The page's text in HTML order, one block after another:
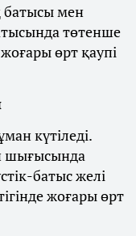
батысы мен
төтенше
өрт қаупі
күтіледі.
шығысында
батыс желі
жоғары өрт